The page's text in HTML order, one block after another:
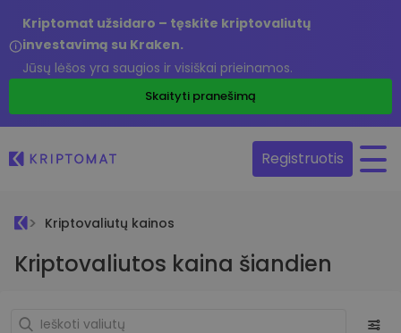
Kriptomat užsidaro – tęskite kriptovaliutų
investavimą su Kraken.
Jūsų lėšos yra saugios ir visiškai prieinamos.
Skaityti pranešimą
Registruotis
Kriptovaliutų kainos
Kriptovaliutos kaina šiandien